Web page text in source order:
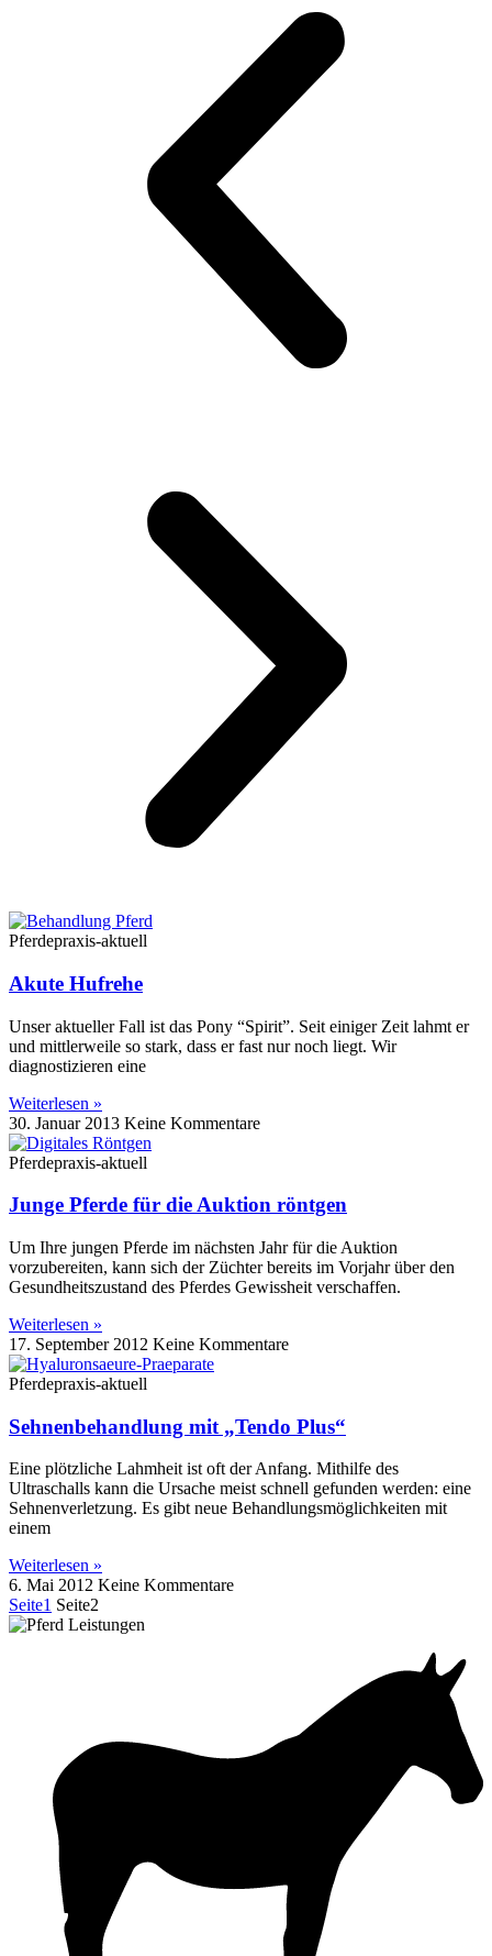
Pferdepraxis-aktuell
Akute Hufrehe
Unser aktueller Fall ist das Pony “Spirit”. Seit einiger Zeit lahmt er
und mittlerweile so stark, dass er fast nur noch liegt. Wir
diagnostizieren eine
Weiterlesen »
30. Januar 2013 Keine Kommentare
Pferdepraxis-aktuell
Junge Pferde für die Auktion röntgen
Um Ihre jungen Pferde im nächsten Jahr für die Auktion
vorzubereiten, kann sich der Züchter bereits im Vorjahr über den
Gesundheitszustand des Pferdes Gewissheit verschaffen.
Weiterlesen »
17. September 2012 Keine Kommentare
Pferdepraxis-aktuell
Sehnenbehandlung mit „Tendo Plus“
Eine plötzliche Lahmheit ist oft der Anfang. Mithilfe des
Ultraschalls kann die Ursache meist schnell gefunden werden: eine
Sehnenverletzung. Es gibt neue Behandlungsmöglichkeiten mit
einem
Weiterlesen »
6. Mai 2012 Keine Kommentare
Seite1 Seite2